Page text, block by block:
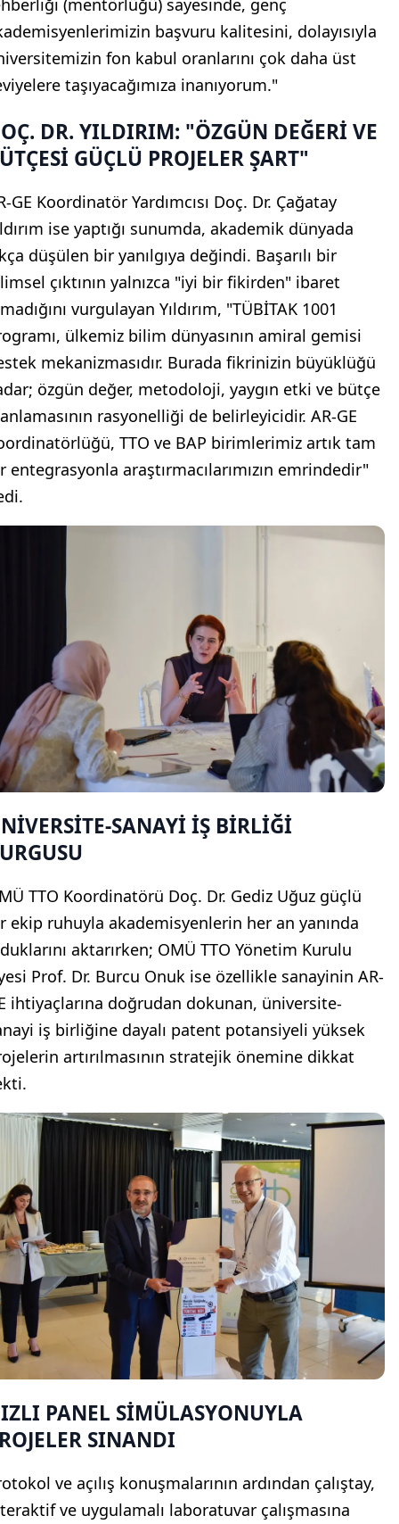
(mentörlüğü) sayesinde, genç
başvuru kalitesini, dolayısıyla
fon kabul oranlarını çok daha üst
taşıyacağımıza inanıyorum."
DR. YILDIRIM: "ÖZGÜN DEĞERİ VE
GÜÇLÜ PROJELER ŞART"
GE Koordinatör Yardımcısı Doç. Dr. Çağatay
ise yaptığı sunumda, akademik dünyada
düşülen bir yanılgıya değindi. Başarılı bir
çıktının yalnızca "iyi bir fikirden" ibaret
vurgulayan Yıldırım, "TÜBİTAK 1001
ülkemiz bilim dünyasının amiral gemisi
mekanizmasıdır. Burada fikrinizin büyüklüğü
özgün değer, metodoloji, yaygın etki ve bütçe
rasyonelliği de belirleyicidir. AR-GE
TTO ve BAP birimlerimiz artık tam
entegrasyonla araştırmacılarımızın emrindedir"
SANAYİ İŞ BİRLİĞİ
TTO Koordinatörü Doç. Dr. Gediz Uğuz güçlü
ekip ruhuyla akademisyenlerin her an yanında
aktarırken; OMÜ TTO Yönetim Kurulu
Prof. Dr. Burcu Onuk ise özellikle sanayinin AR-
ihtiyaçlarına doğrudan dokunan, üniversite-
iş birliğine dayalı patent potansiyeli yüksek
artırılmasının stratejik önemine dikkat
PANEL SİMÜLASYONUYLA
SINANDI
ve açılış konuşmalarının ardından çalıştay,
ve uygulamalı laboratuvar çalışmasına